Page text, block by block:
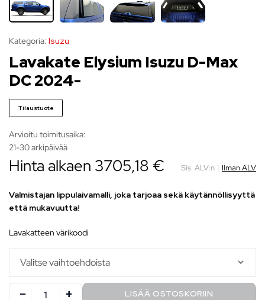
Kategoria: Isuzu
Lavakate Elysium Isuzu D-Max
DC 2024-
Tilaustuote
Arvioitu toimitusaika:
21-30 arkipäivää
Hinta alkaen 3705,18 € Sis. ALV:n | Ilman ALV
Valmistajan lippulaivamalli, joka tarjoaa sekä käytännöllisyyttä
että mukavuutta!
lavakatteen värikoodi
LISÄÄ OSTOSKORIIN